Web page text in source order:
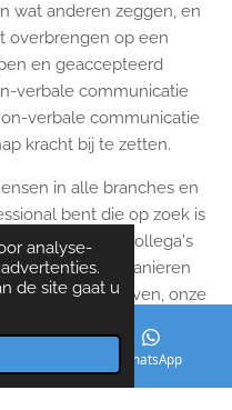
analyse-
de site gaat u
wat anderen zeggen, en
overbrengen op een
en geaccepteerd
verbale communicatie
verbale communicatie
kracht bij te zetten.
in alle branches en
bent die op zoek is
met collega's
bent naar manieren
persoonlijke leven, onze
WhatsApp